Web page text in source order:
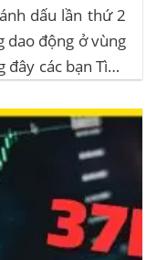
dấu lần thứ 2
dao động ở vùng
các bạn Tình